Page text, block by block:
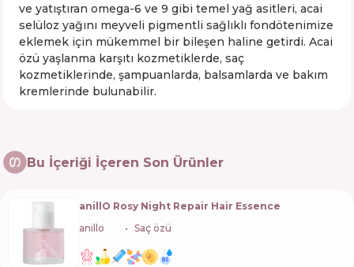
ve yatıştıran omega-6 ve 9 gibi temel yağ asitleri, acai
selüloz yağını meyveli pigmentli sağlıklı fondötenimize
eklemek için mükemmel bir bileşen haline getirdi. Acai
özü yaşlanma karşıtı kozmetiklerde, saç
kozmetiklerinde, şampuanlarda, balsamlarda ve bakım
kremlerinde bulunabilir.
Bu İçeriği İçeren Son Ürünler
anillO Rosy Night Repair Hair Essence
anillo
Saç özü